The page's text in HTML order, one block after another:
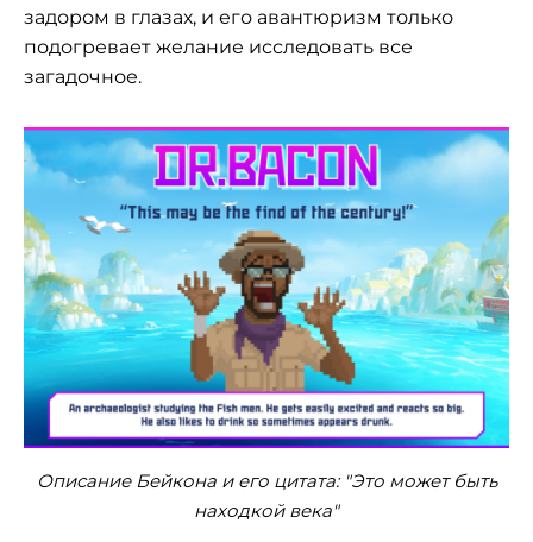
задором в глазах, и его авантюризм только
подогревает желание исследовать все
загадочное.
Описание Бейкона и его цитата: "Это может быть
находкой века"